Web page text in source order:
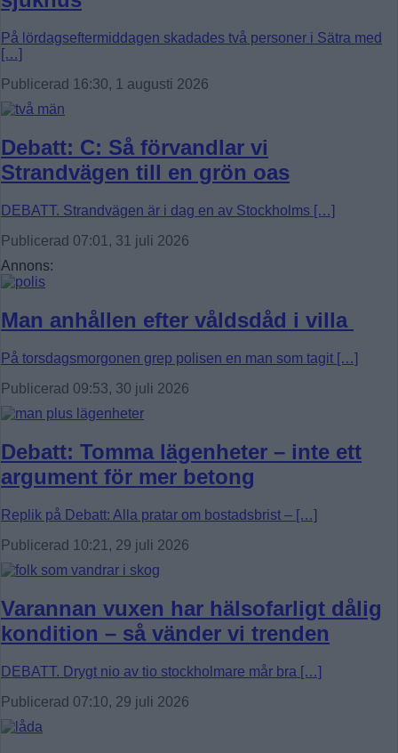
På lördagseftermiddagen skadades två personer i Sätra med
[…]
Publicerad 16:30, 1 augusti 2026
Debatt: C: Så förvandlar vi
Strandvägen till en grön oas
DEBATT. Strandvägen är i dag en av Stockholms […]
Publicerad 07:01, 31 juli 2026
Annons:
Man anhållen efter våldsdåd i villa
På torsdagsmorgonen grep polisen en man som tagit […]
Publicerad 09:53, 30 juli 2026
Debatt: Tomma lägenheter – inte ett
argument för mer betong
Replik på Debatt: Alla pratar om bostadsbrist – […]
Publicerad 10:21, 29 juli 2026
Varannan vuxen har hälsofarligt dålig
kondition – så vänder vi trenden
DEBATT. Drygt nio av tio stockholmare mår bra […]
Publicerad 07:10, 29 juli 2026